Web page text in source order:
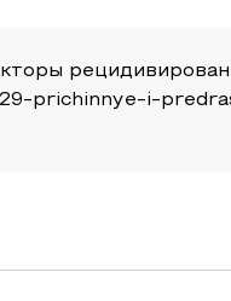
prichinnye-i-